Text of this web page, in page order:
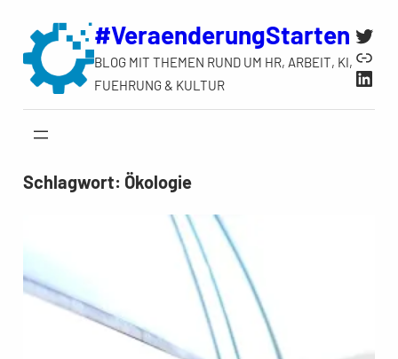
Inhalt
springen
#VeraenderungStarten
BLOG MIT THEMEN RUND UM HR, ARBEIT, KI,
FUEHRUNG & KULTUR
Link
Schlagwort: Ökologie